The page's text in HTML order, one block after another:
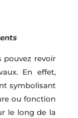
pouvez revoir
En effet,
symbolisant
ou fonction
le long de la